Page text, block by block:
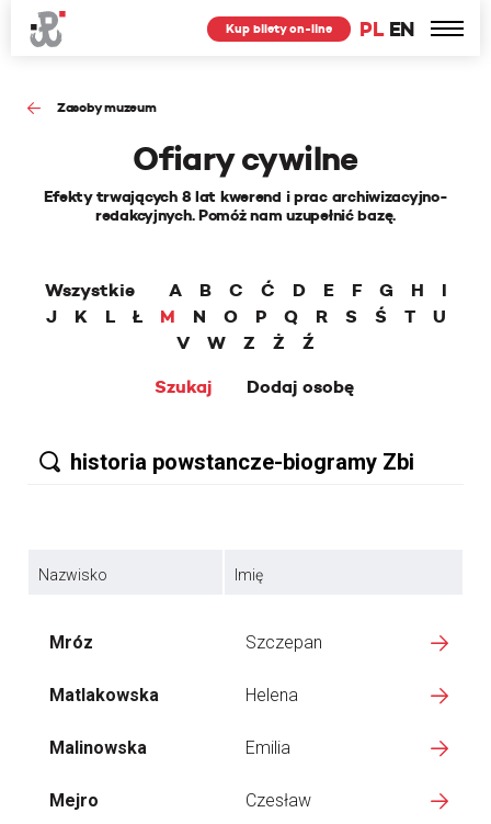
PL EN
Kup bilety on-line
Zasoby muzeum
Ofiary cywilne
Efekty trwających 8 lat kwerend i prac archiwizacyjno-
redakcyjnych. Pomóż nam uzupełnić bazę.
Wszystkie A B C Ć D E F G H
I
J
K L Ł M N O P Q R S Ś T
U
V
W Z Ż
Ź
Szukaj
Dodaj osobę
Nazwisko Imię
Mróz Szczepan
Matlakowska Helena
Malinowska Emilia
Mejro Czesław